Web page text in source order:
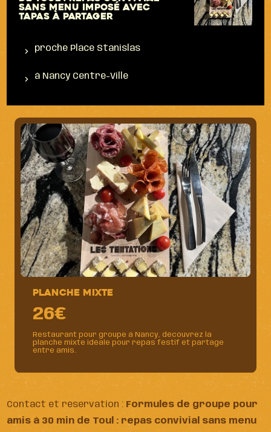
sans menu imposé avec
tapas à partager
proche Place Stanislas
à Nancy Centre-Ville
Planche Mixte
26€
Restaurant pour groupe à Nancy, découvrez la
planche mixte idéale pour repas festif et partage
entre amis.
Contact et réservation : Formules de groupe pour
amis à 30 min de Toul : repas convivial sans menu